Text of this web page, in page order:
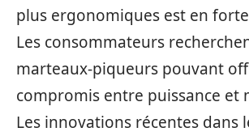
plus ergonomiques est en
Les consommateurs
marteaux-piqueurs pouvant
compromis entre puissance et
Les innovations récentes dans